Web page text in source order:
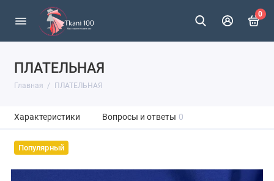
0
ПЛАТЕЛЬНАЯ
Главная ПЛАТЕЛЬНАЯ
Характеристики Вопросы и ответы 0
Популярный